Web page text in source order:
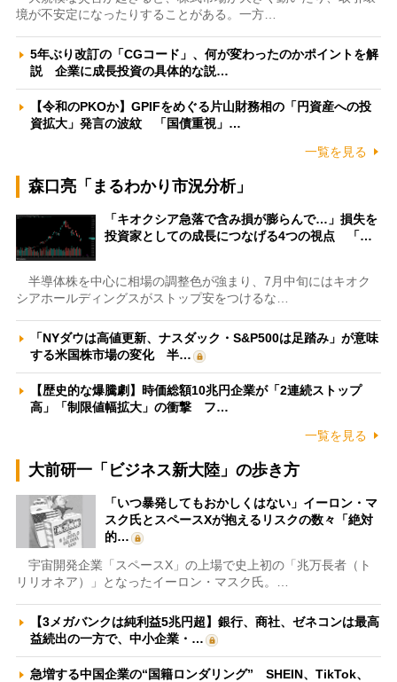
境が不安定になったりすることがある。一方…
5年ぶり改訂の「CGコード」、何が変わったのかポイントを解
説 企業に成長投資の具体的な説…
【令和のPKOか】GPIFをめぐる片山財務相の「円資産への投
資拡大」発言の波紋 「国債重視」…
一覧を見る
森口亮「まるわかり市況分析」
「キオクシア急落で含み損が膨らんで…」損失を
投資家としての成長につなげる4つの視点 「…
半導体株を中心に相場の調整色が強まり、7月中旬にはキオク
シアホールディングスがストップ安をつけるな…
「NYダウは高値更新、ナスダック・S&P500は足踏み」が意味
する米国株市場の変化 半…
【歴史的な爆騰劇】時価総額10兆円企業が「2連続ストップ
高」「制限値幅拡大」の衝撃 フ…
一覧を見る
大前研一「ビジネス新大陸」の歩き方
「いつ暴発してもおかしくはない」イーロン・マ
スク氏とスペースXが抱えるリスクの数々「絶対
的…
宇宙開発企業「スペースX」の上場で史上初の「兆万長者（ト
リリオネア）」となったイーロン・マスク氏。…
【3メガバンクは純利益5兆円超】銀行、商社、ゼネコンは最高
益続出の一方で、中小企業・…
急増する中国企業の“国籍ロンダリング” SHEIN、TikTok、